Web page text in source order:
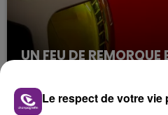
UN FEU DE REMORQUE
CIRCULATION DANS
Un feu de remorque s'est
fin de matinée sur l'A34.
Le respect de votre